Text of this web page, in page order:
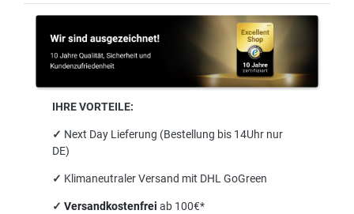
IHRE VORTEILE:
✓ Next Day Lieferung (Bestellung bis 14Uhr nur
DE)
✓ Klimaneutraler Versand mit DHL GoGreen
✓ Versandkostenfrei ab 100€*